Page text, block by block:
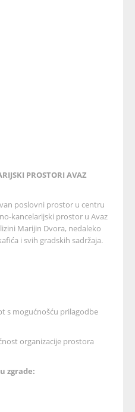
PROSTORI AVAZ
poslovni prostor u centru
kancelarijski prostor u Avaz
Marijin Dvora, nedaleko
i svih gradskih sadržaja.
s mogućnošću prilagodbe
organizacije prostora
zgrade: